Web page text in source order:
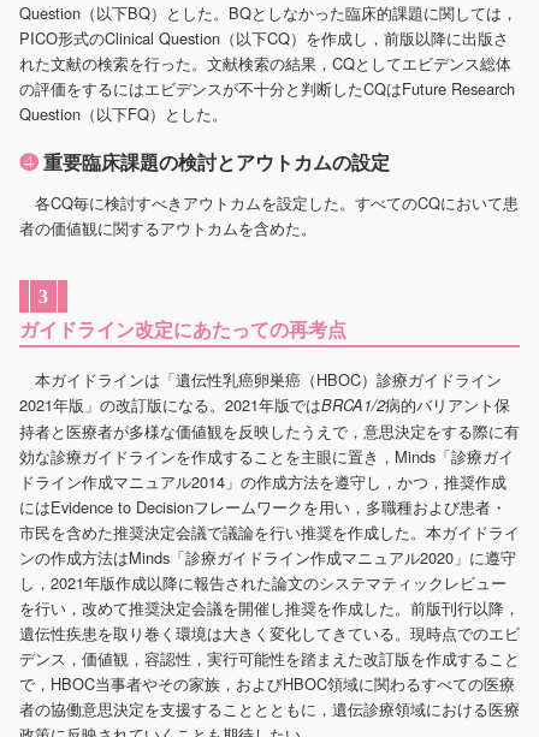
Question（以下BQ）とした。BQとしなかった臨床的課題に関しては，
PICO形式のClinical Question（以下CQ）を作成し，前版以降に出版さ
れた文献の検索を行った。文献検索の結果，CQとしてエビデンス総体
の評価をするにはエビデンスが不十分と判断したCQはFuture Research
Question（以下FQ）とした。
❹重要臨床課題の検討とアウトカムの設定
各CQ毎に検討すべきアウトカムを設定した。すべてのCQにおいて患
者の価値観に関するアウトカムを含めた。
3
ガイドライン改定にあたっての再考点
本ガイドラインは「遺伝性乳癌卵巣癌（HBOC）診療ガイドライン
2021年版」の改訂版になる。2021年版ではBRCA1/2病的バリアント保
持者と医療者が多様な価値観を反映したうえで，意思決定をする際に有
効な診療ガイドラインを作成することを主眼に置き，Minds「診療ガイ
ドライン作成マニュアル2014」の作成方法を遵守し，かつ，推奨作成
にはEvidence to Decisionフレームワークを用い，多職種および患者・
市民を含めた推奨決定会議で議論を行い推奨を作成した。本ガイドライ
ンの作成方法はMinds「診療ガイドライン作成マニュアル2020」に遵守
し，2021年版作成以降に報告された論文のシステマティックレビュー
を行い，改めて推奨決定会議を開催し推奨を作成した。前版刊行以降，
遺伝性疾患を取り巻く環境は大きく変化してきている。現時点でのエビ
デンス，価値観，容認性，実行可能性を踏まえた改訂版を作成すること
で，HBOC当事者やその家族，およびHBOC領域に関わるすべての医療
者の協働意思決定を支援することとともに，遺伝診療領域における医療